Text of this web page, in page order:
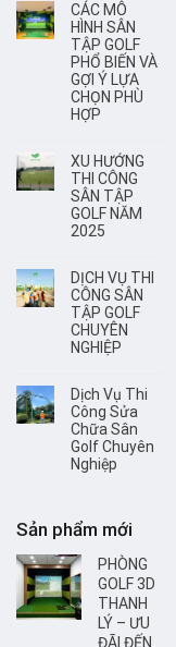
CÁC MÔ
HÌNH SÂN
TẬP GOLF
PHỔ BIẾN VÀ
GỢI Ý LỰA
CHỌN PHÙ
HỢP
XU HƯỚNG
THI CÔNG
SÂN TẬP
GOLF NĂM
2025
DỊCH VỤ THI
CÔNG SÂN
TẬP GOLF
CHUYÊN
NGHIỆP
Dịch Vụ Thi
Công Sửa
Chữa Sân
Golf Chuyên
Nghiệp
Sản phẩm mới
PHÒNG
GOLF 3D
THANH
LÝ – ƯU
ĐÃI ĐẾN